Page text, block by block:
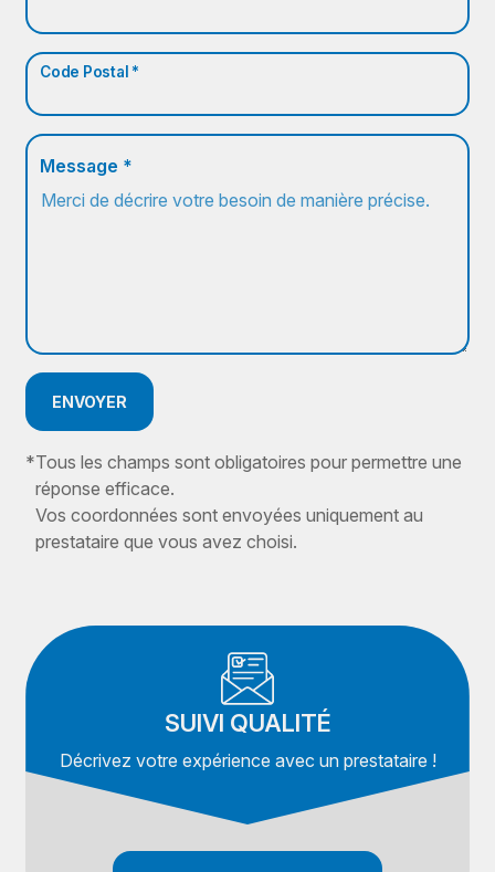
Code Postal *
Message *
ENVOYER
*Tous les champs sont obligatoires pour permettre une
réponse efficace.
Vos coordonnées sont envoyées uniquement au
prestataire que vous avez choisi.
SUIVI QUALITÉ
Décrivez votre expérience avec un prestataire !